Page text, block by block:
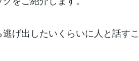
げ出したいくらいに人と話す